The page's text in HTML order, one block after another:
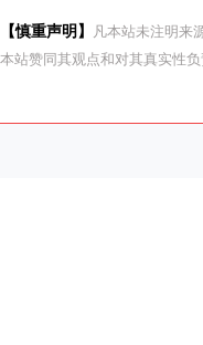
【慎重声明】
凡本站未注明来
本站赞同其观点和对其真实性